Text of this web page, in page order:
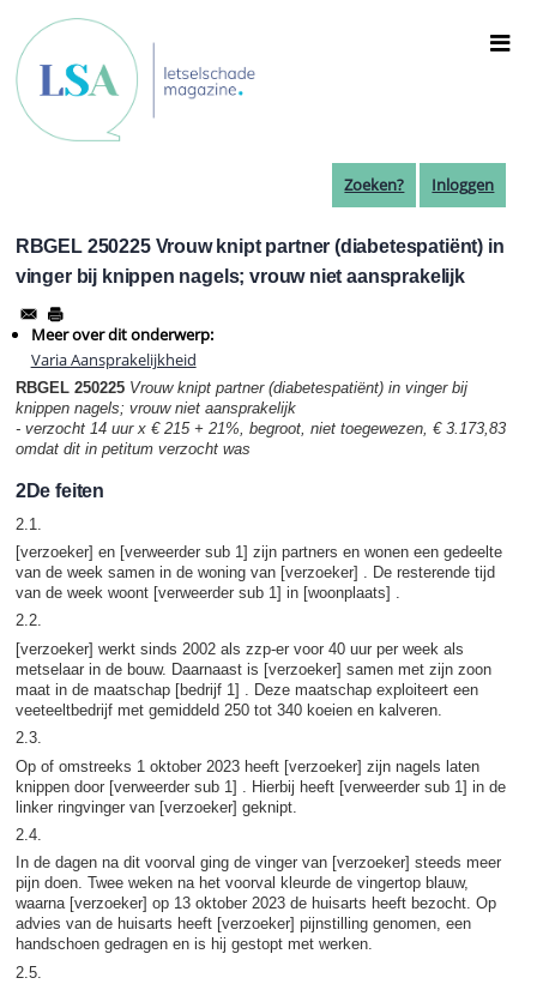
naar
de
inhoud
gaan
Zoeken? Inloggen
RBGEL 250225 Vrouw knipt partner (diabetespatiënt) in
vinger bij knippen nagels; vrouw niet aansprakelijk
Meer over dit onderwerp:
Varia Aansprakelijkheid
RBGEL 250225 Vrouw knipt partner (diabetespatiënt) in vinger bij
knippen nagels; vrouw niet aansprakelijk
- verzocht 14 uur x € 215 + 21%, begroot, niet toegewezen, € 3.173,83
omdat dit in petitum verzocht was
2De feiten
2.1.
[verzoeker] en [verweerder sub 1] zijn partners en wonen een gedeelte
van de week samen in de woning van [verzoeker] . De resterende tijd
van de week woont [verweerder sub 1] in [woonplaats] .
2.2.
[verzoeker] werkt sinds 2002 als zzp-er voor 40 uur per week als
metselaar in de bouw. Daarnaast is [verzoeker] samen met zijn zoon
maat in de maatschap [bedrijf 1] . Deze maatschap exploiteert een
veeteeltbedrijf met gemiddeld 250 tot 340 koeien en kalveren.
2.3.
Op of omstreeks 1 oktober 2023 heeft [verzoeker] zijn nagels laten
knippen door [verweerder sub 1] . Hierbij heeft [verweerder sub 1] in de
linker ringvinger van [verzoeker] geknipt.
2.4.
In de dagen na dit voorval ging de vinger van [verzoeker] steeds meer
pijn doen. Twee weken na het voorval kleurde de vingertop blauw,
waarna [verzoeker] op 13 oktober 2023 de huisarts heeft bezocht. Op
advies van de huisarts heeft [verzoeker] pijnstilling genomen, een
handschoen gedragen en is hij gestopt met werken.
2.5.